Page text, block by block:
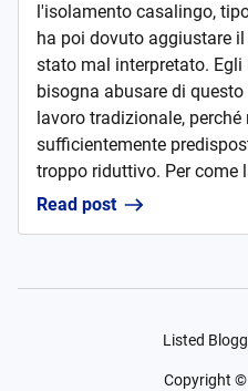
l'isolamento casalingo,
ha poi dovuto aggiustare
stato mal interpretato. Egli
bisogna abusare di
lavoro tradizionale,
sufficientemente
troppo riduttivo. Per come
Read post
Listed
Copyright ©